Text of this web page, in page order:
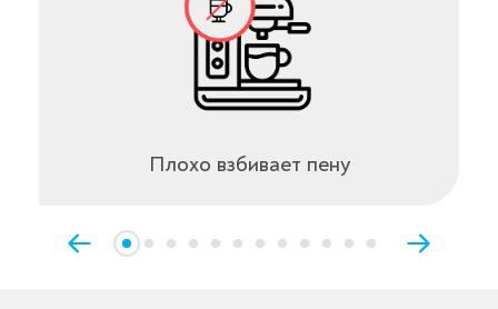
Плохо взбивает пену